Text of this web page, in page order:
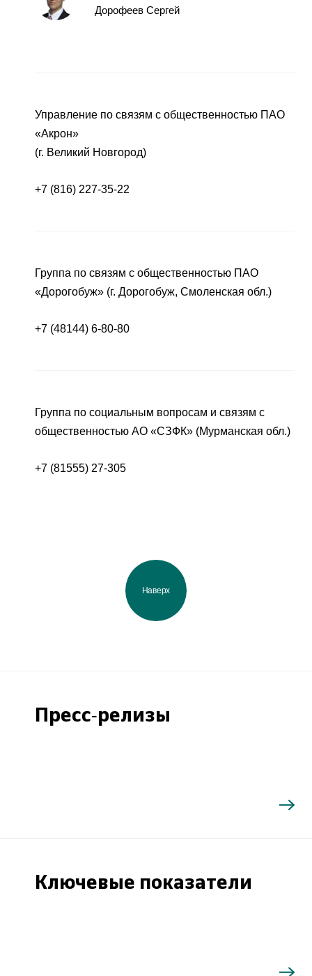
Дорофеев Сергей
Управление по связям с общественностью ПАО
«Акрон»
(г. Великий Новгород)
+7 (816) 227-35-22
Группа по связям с общественностью ПАО
«Дорогобуж» (г. Дорогобуж, Смоленская обл.)
+7 (48144) 6-80-80
Группа по социальным вопросам и связям с
общественностью АО «СЗФК» (Мурманская обл.)
+7 (81555) 27-305
Наверх
Пресс-релизы
Ключевые показатели